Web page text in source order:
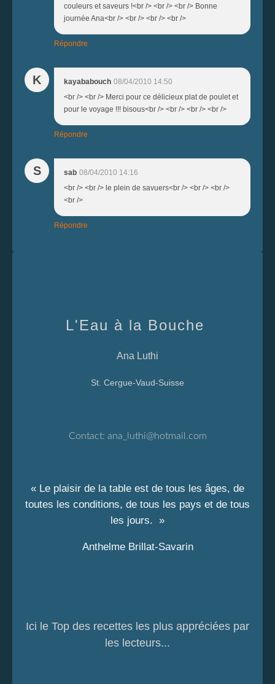
couleurs et saveurs !<br /> <br /> <br /> Bonne
journée Ana<br /> <br /> <br /> <br />
Répondre
K kayababouch 08/04/2010 14:50
<br /> <br /> Merci pour ce délicieux plat de poulet et
pour le voyage !!! bisous<br /> <br /> <br /> <br />
Répondre
S sab 08/04/2010 14:16
<br /> <br /> le plein de savuers<br /> <br /> <br />
<br />
Répondre
L'Eau à la Bouche
Ana Luthi
St. Cergue-Vaud-Suisse
Contact: ana_luthi@hotmail.com
« Le plaisir de la table est de tous les âges, de
toutes les conditions, de tous les pays et de tous
les jours. »
Anthelme Brillat-Savarin
Ici le Top des recettes les plus appréciées par
les lecteurs...